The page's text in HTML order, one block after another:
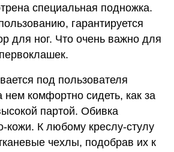
специальная подножка.
гарантируется
для ног. Что очень важно для
под пользователя
комфортно сидеть, как за
партой. Обивка
кожи. К любому креслу-стулу
чехлы, подобрав их к